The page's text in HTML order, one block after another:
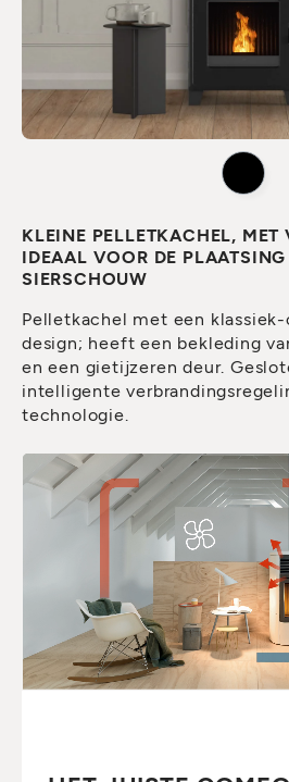
KLEINE PELLETKACHEL, MET
IDEAAL VOOR DE PLAATSING
SIERSCHOUW
Pelletkachel met een
design; heeft een bekleding
en een gietijzeren deur.
intelligente
technologie.